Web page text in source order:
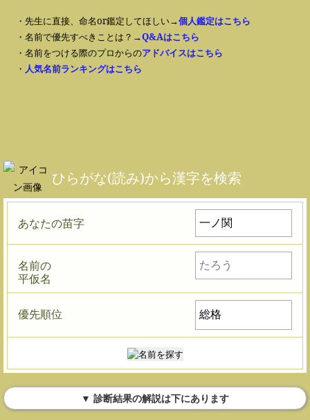
・先生に直接、命名or鑑定してほしい→個人鑑定はこちら
・名前で優先すべきことは？→Q&Aはこちら
・名前をつける際のプロからのアドバイスはこちら
・ 人気名前ランキングはこちら
ひらがな(読み)から漢字を検索
あなたの苗字
名前の
平仮名
優先順位
▼ 診断結果の解説は下にあります